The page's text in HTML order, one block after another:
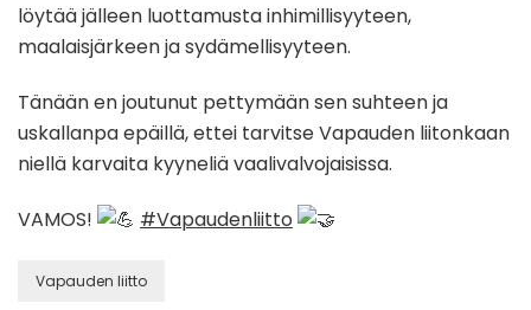
löytää jälleen luottamusta inhimillisyyteen,
maalaisjärkeen ja sydämellisyyteen.
Tänään en joutunut pettymään sen suhteen ja
uskallanpa epäillä, ettei tarvitse Vapauden liitonkaan
niellä karvaita kyyneliä vaalivalvojaisissa.
VAMOS! #Vapaudenliitto
Vapauden liitto